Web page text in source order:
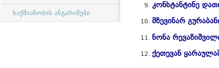
საქმიანობის ანგარიშები
კონსტანტინე
მზევინარ
ნონა
ქეთევან